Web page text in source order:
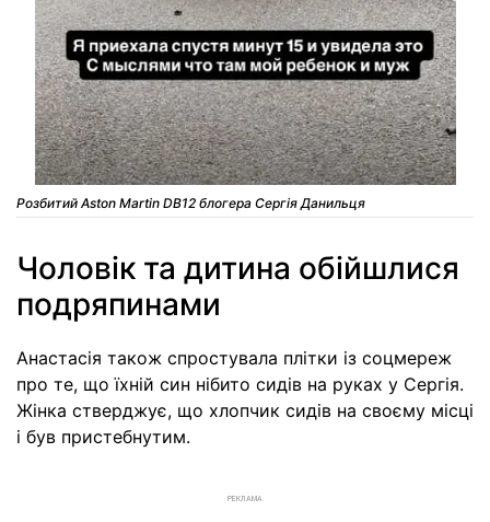
Розбитий Aston Martin DB12 блогера Сергія Данильця
Чоловік та дитина обійшлися
подряпинами
Анастасія також спростувала плітки із соцмереж
про те, що їхній син нібито сидів на руках у Сергія.
Жінка стверджує, що хлопчик сидів на своєму місці
і був пристебнутим.
РЕКЛАМА